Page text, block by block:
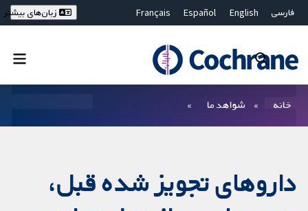
فارسی English
Español
Français
Bahasa Malaysia
ไทย
繁體中文
زبان‌های بیشتر
خانه شواهد ما
داروهای تجویز ‌شده قبل،